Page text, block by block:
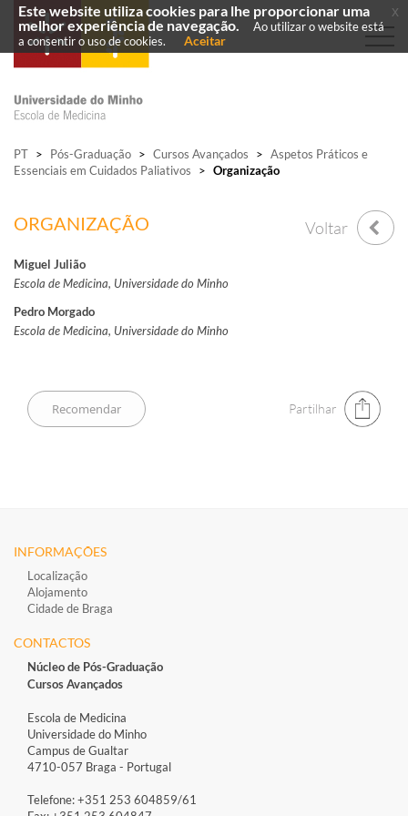
PT > Pós-Graduação > Cursos Avançados > Aspetos Práticos e
Essenciais em Cuidados Paliativos
> Organização
ORGANIZAÇÃO Voltar
Miguel Julião
Escola de Medicina, Universidade do Minho
Pedro Morgado
Escola de Medicina, Universidade do Minho
Partilhar
INFORMAÇÕES
Localização
Alojamento
Cidade de Braga
CONTACTOS
Núcleo de Pós-Graduação
Cursos Avançados
Escola de Medicina
Universidade do Minho
Campus de Gualtar
4710-057 Braga - Portugal
Telefone: +351 253 604859/61
Este website utiliza cookies para lhe proporcionar uma
melhor experiência de navegação.
Ao utilizar o website está
a consentir o uso de cookies.
Aceitar
x